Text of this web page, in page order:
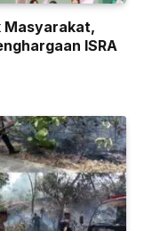
Masyarakat,
ISRA